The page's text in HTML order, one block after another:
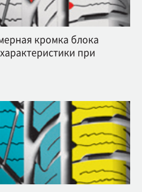
кромка блока
при